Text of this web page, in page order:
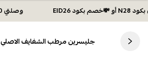
وصلتي 300 ريال؟ اختاري هديتك :🏍 شحن مجاني بكود N28 أو 💸خصم بكود EID26
جليسرين مرطب الشفايف الاصلي 10جم